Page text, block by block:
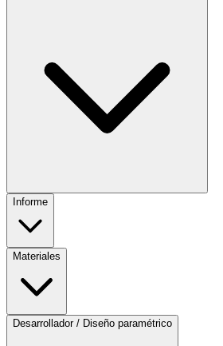
Informe
Materiales
Desarrollador / Diseño paramétrico